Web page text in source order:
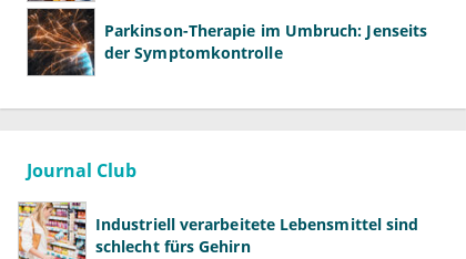
Parkinson-Therapie im Umbruch: Jenseits
der Symptomkontrolle
Journal Club
Industriell verarbeitete Lebensmittel sind
schlecht fürs Gehirn